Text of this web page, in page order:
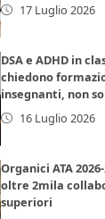
17 Luglio 2026
DSA e ADHD in
chiedono
insegnanti, non
16 Luglio 2026
Organici ATA
oltre 2mila
superiori